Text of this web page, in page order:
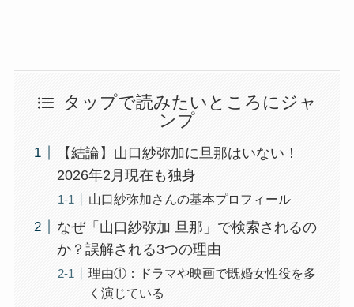
タップで読みたいところにジャ
ンプ
【結論】山口紗弥加に旦那はいない！
2026年2月現在も独身
山口紗弥加さんの基本プロフィール
なぜ「山口紗弥加 旦那」で検索されるの
か？誤解される3つの理由
理由①：ドラマや映画で既婚女性役を多
く演じている